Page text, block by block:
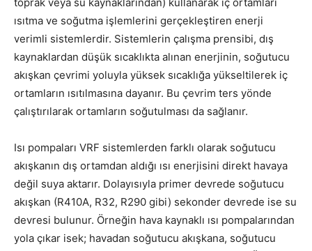
ısıtma ve soğutma işlemlerini gerçekleştiren enerji
verimli sistemlerdir. Sistemlerin çalışma prensibi, dış
kaynaklardan düşük sıcaklıkta alınan enerjinin, soğutucu
akışkan çevrimi yoluyla yüksek sıcaklığa yükseltilerek iç
ortamların ısıtılmasına dayanır. Bu çevrim ters yönde
çalıştırılarak ortamların soğutulması da sağlanır.
Isı pompaları VRF sistemlerden farklı olarak soğutucu
akışkanın dış ortamdan aldığı ısı enerjisini direkt havaya
değil suya aktarır. Dolayısıyla primer devrede soğutucu
akışkan (R410A, R32, R290 gibi) sekonder devrede ise su
devresi bulunur. Örneğin hava kaynaklı ısı pompalarından
yola çıkar isek; havadan soğutucu akışkana, soğutucu